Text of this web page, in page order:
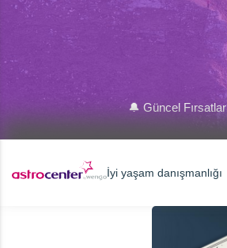
🔔 Güncel Fırsatlar
İyi yaşam danışmanlığı